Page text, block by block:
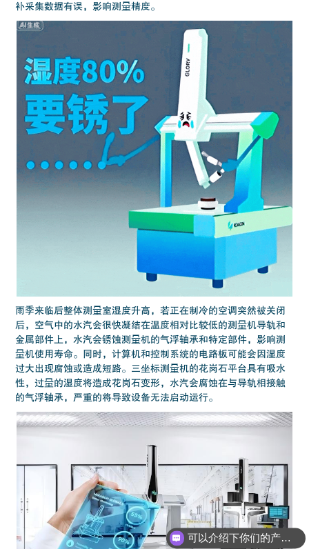
补采集数据有误，影响测量精度。
雨季来临后整体测量室湿度升高，若正在制冷的空调突然被关闭
后，空气中的水汽会很快凝结在温度相对比较低的测量机导轨和
金属部件上，水汽会锈蚀测量机的气浮轴承和特定部件，影响测
量机使用寿命。同时，计算机和控制系统的电路板可能会因湿度
过大出现腐蚀或造成短路。三坐标测量机的花岗石平台具有吸水
性，过量的湿度将造成花岗石变形，水汽会腐蚀在与导轨相接触
的气浮轴承，严重的将导致设备无法启动运行。
可以介绍下你们的产品么？